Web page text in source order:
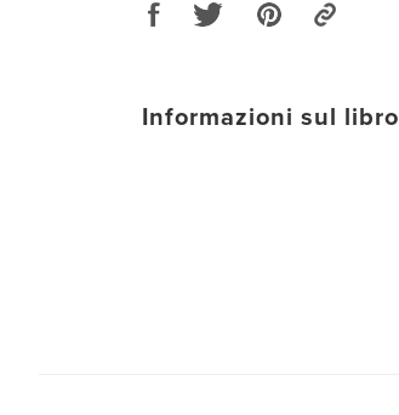
Informazioni sul libro